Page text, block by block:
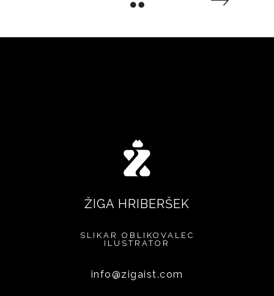
ŽIGA HRIBERŠEK
SLIKAR
OBLIKOVALEC
ILUSTRATOR
info@zigaist.com